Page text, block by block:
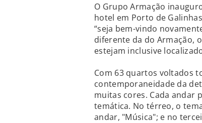
O Grupo Armação
hotel em Porto de
“seja bem-vindo
diferente da do Armação,
estejam inclusive
Com 63 quartos voltados
contemporaneidade da
muitas cores. Cada andar
temática. No térreo, o
andar, "Música"; e no